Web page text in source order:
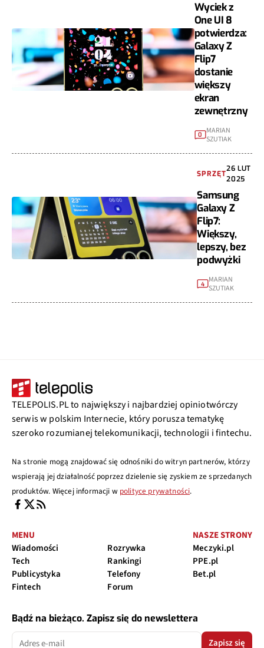
Wyciek z
One UI 8
potwierdza:
Galaxy Z
Flip7
dostanie
większy
ekran
zewnętrzny
0 MARIAN
SZUTIAK
SPRZĘT
26 LUT
2025
Samsung
Galaxy Z
Flip7:
Większy,
lepszy, bez
podwyżki
4
MARIAN
SZUTIAK
TELEPOLIS.PL to największy i najbardziej opiniotwórczy
serwis w polskim Internecie, który porusza tematykę
szeroko rozumianej telekomunikacji, technologii i fintechu.
Na stronie mogą znajdować się odnośniki do witryn partnerów, którzy
wspierają jej działalność poprzez dzielenie się zyskiem ze sprzedanych
produktów. Więcej informacji w polityce prywatności.
MENU
Wiadomości
Tech
Publicystyka
Fintech
Rozrywka
Rankingi
Telefony
Forum
NASZE STRONY
Meczyki.pl
PPE.pl
Bet.pl
Bądź na bieżąco. Zapisz się do newslettera
Zapisz się